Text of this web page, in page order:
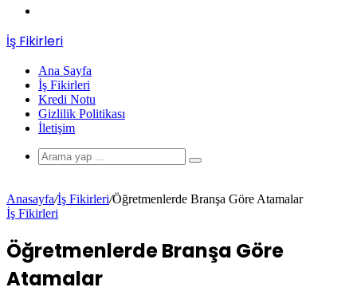
Menü
İş Fikirleri
Ana Sayfa
İş Fikirleri
Kredi Notu
Gizlilik Politikası
İletişim
Anasayfa/İş Fikirleri/Öğretmenlerde Branşa Göre Atamalar
İş Fikirleri
Öğretmenlerde Branşa Göre
Atamalar